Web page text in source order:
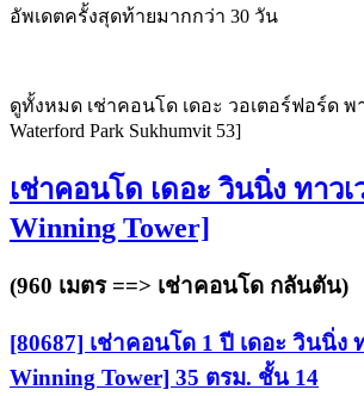
อัพเดตครั้งสุดท้ายมากกว่า 30 วัน
ดูทั้งหมด เช่าคอนโด เดอะ วอเตอร์ฟอร์ด พ
Waterford Park Sukhumvit 53]
เช่าคอนโด เดอะ วินนิ่ง ทาวเ
Winning Tower]
(960 เมตร ==> เช่าคอนโด กลันตัน)
[80687] เช่าคอนโด 1 ปี เดอะ วินนิ่ง
Winning Tower] 35 ตรม. ชั้น 14